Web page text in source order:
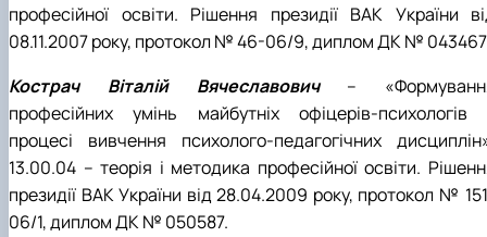
професійної освіти. Рішення президії ВАК України
08.11.2007 року, протокол № 46-06/9, диплом ДК №
Кострач Віталій Вячеславович–
професійних умінь майбутніх офіцерів-психологів
процесі вивчення психолого-педагогічних
13.00.04 – теорія і методика професійної освіти.
президії ВАК України від 28.04.2009 року, протокол №
06/1, диплом ДК № 050587.